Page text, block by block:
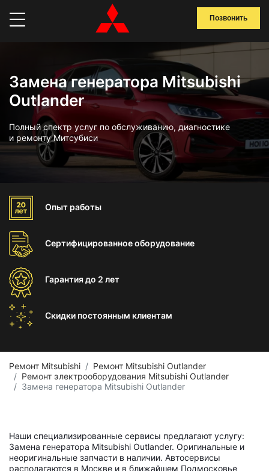
Позвонить
Замена генератора Mitsubishi
Outlander
Полный спектр услуг по обслуживанию, диагностике
и ремонту Митсубиси
Опыт работы
Сертифицированноеоборудование
Гарантиядо 2 лет
Скидки постоянным клиентам
Ремонт Mitsubishi
Ремонт Mitsubishi Outlander
Ремонт электрооборудования Mitsubishi Outlander
Замена генератора Mitsubishi Outlander
Наши специализированные сервисы предлагают услугу:
Замена генератора Mitsubishi Outlander. Оригинальные и
неоригинальные запчасти в наличии. Автосервисы
располагаются в Москве и в ближайшем Подмосковье